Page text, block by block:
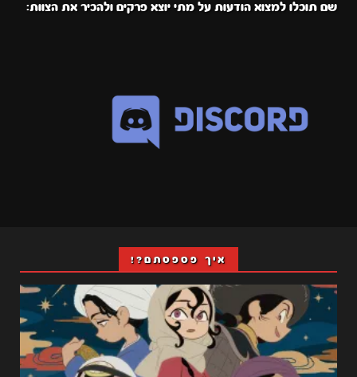
שם תוכלו למצוא הודעות על מתי יוצא פרקים ולהכיר את הצוות:
איך פספסתם?!